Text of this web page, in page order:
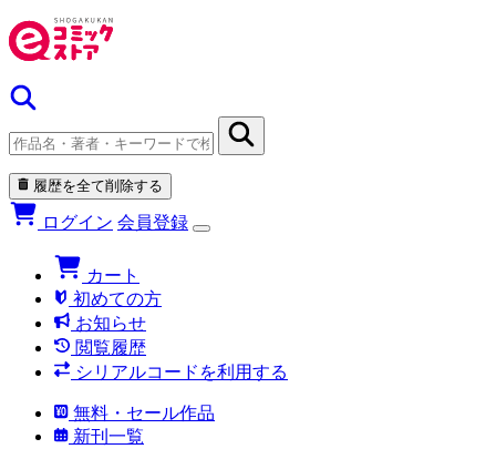
履歴を全て削除する
ログイン 会員登録
カート
初めての方
お知らせ
閲覧履歴
シリアルコードを利用する
無料・セール作品
新刊一覧